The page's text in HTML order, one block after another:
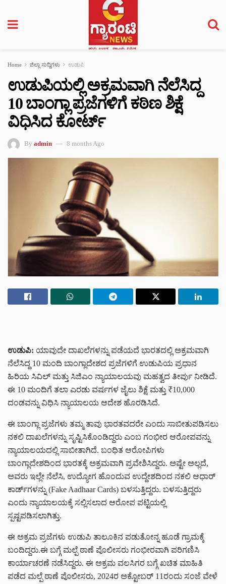
Home ಜಿಲ್ಲಾ ಸುದ್ದಿಗಳು ಉಡುಪಿ
ಉಡುಪಿಯಲ್ಲಿ ಅಕ್ರಮವಾಗಿ ನೆಲೆಸಿದ್ದ
10 ಬಾಂಗ್ಲಾ ಪ್ರಜೆಗಳಿಗೆ ಕಠಿಣ ಶಿಕ್ಷೆ
ವಿಧಿಸಿದ ಕೋರ್ಟ್‌
By admin 8 months Ago
ಉಡುಪಿ: ಯಾವುದೇ ದಾಖಲೆಗಳನ್ನು ಪಡೆಯದೆ ಭಾರತದಲ್ಲಿ ಅಕ್ರಮವಾಗಿ
ನೆಲೆಸಿದ್ದ 10 ಮಂದಿ ಬಾಂಗ್ಲಾದೇಶದ ಪ್ರಜೆಗಳಿಗೆ ಉಡುಪಿಯ ಪ್ರಧಾನ
ಹಿರಿಯ ಸಿವಿಲ್ ಮತ್ತು ಸಿಜಿಎಂ ನ್ಯಾಯಾಲಯವು ಮಹತ್ವದ ತೀರ್ಪು ನೀಡಿದೆ.
ಈ 10 ಮಂದಿಗೆ ತಲಾ ಎರಡು ವರ್ಷಗಳ ಜೈಲು ಶಿಕ್ಷೆ ಮತ್ತು ₹10,000
ದಂಡವನ್ನು ವಿಧಿಸಿ ನ್ಯಾಯಾಲಯ ಆದೇಶ ಹೊರಡಿಸಿದೆ.
ಈ ಬಾಂಗ್ಲಾ ಪ್ರಜೆಗಳು ತಮ್ಮ ತಾವು ಭಾರತವದರೇ ಎಂದು ಸಾಬೀತುಪಡಿಸಲು
ನಕಲಿ ದಾಖಲೆಗಳನ್ನು ಸೃಷ್ಟಿಸಿಕೊಂಡಿದ್ದರು ಎಂಬ ಗಂಭೀರ ಆರೋಪವನ್ನು
ನ್ಯಾಯಾಲಯದಲ್ಲಿ ಸಾಬೀತಾಗಿದೆ. ಬಂಧಿತ ಆರೋಪಿಗಳು
ಬಾಂಗ್ಲಾದೇಶದಿಂದ ಭಾರತಕ್ಕೆ ಅಕ್ರಮವಾಗಿ ಪ್ರವೇಶಿಸಿದ್ದರು. ಅಷ್ಟೇ ಅಲ್ಲದೆ,
ಅವರು ಇಲ್ಲೇ ನೆಲೆಸಿ, ಉದ್ಯೋಗ ಹೊಂದುವ ಉದ್ದೇಶದಿಂದ ನಕಲಿ ಆಧಾರ್
ಕಾರ್ಡ್‌ಗಳನ್ನು (Fake Aadhaar Cards) ಬಳಸುತ್ತಿದ್ದರು. ಬಳಸುತ್ತಿದ್ದರು
ಎಂದು ನ್ಯಾಯಾಲಯಕ್ಕೆ ಸಲ್ಲಿಸಲಾದ ಆರೋಪ ಪಟ್ಟಿಯಲ್ಲಿ
ಸ್ಪಷ್ಟಪಡಿಸಲಾಗಿತ್ತು.
ಈ ಅಕ್ರಮ ಪ್ರಜೆಗಳು ಉಡುಪಿ ತಾಲೂಕಿನ ಪಡುತೋನ್ನ ಹೂಡೆ ಗ್ರಾಮಕ್ಕೆ
ಬಂದಿದ್ದರು.ಈ ಬಗ್ಗೆ ಮಲ್ಪೆ ಠಾಣೆ ಪೊಲೀಸರು ಗಂಭೀರವಾಗಿ ಪರಿಗಣಿಸಿ
ಕಾರ್ಯಾಚರಣೆ ನಡೆಸಿದ್ದರು. ಈ ಅಕ್ರಮ ವಲಸಿಗರ ಬಗ್ಗೆ ಖಚಿತ ಮಾಹಿತಿ
ಪಡೆದ ಮಲ್ಪೆ ಠಾಣೆ ಪೊಲೀಸರು, 2024ರ ಅಕ್ಟೋಬರ್ 11ರಂದು ಸಂಜೆ ವೇಳೆ